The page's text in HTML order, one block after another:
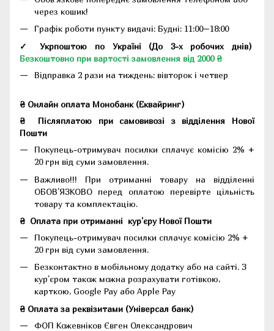
через кошик!
Графік роботи пункту видачі: Будні: 11:00–18:00
✓ Укрпоштою по Україні (До 3-х робочих днів)
Безкоштовно при вартості замовлення від 2000 ₴
Відправка 2 рази на тиждень: вівторок і четвер
₴ Онлайн оплата Монобанк (Еквайринг)
₴
Післяплатою при самовивозі з відділення Нової
Пошти
Покупець-отримувач посилки сплачує комісію 2% +
20 грн від суми замовлення.
Важливо!!! При отриманні товару на відділенні
ОБОВ'ЯЗКОВО перед оплатою перевірте цільність
товару та комплектацію.
₴ Оплата при отриманні кур'єру Нової Пошти
Покупець-отримувач посилки сплачує комісію 2% +
20 грн від суми замовлення.
Безконтактно в мобільному додатку або на сайті. З
кур'єром також можна розрахувати готівкою,
карткою, Google Pay або Apple Pay
₴ Оплата за реквізитами (Універсал банк)
ФОП Кожевніков Євген Олександрович